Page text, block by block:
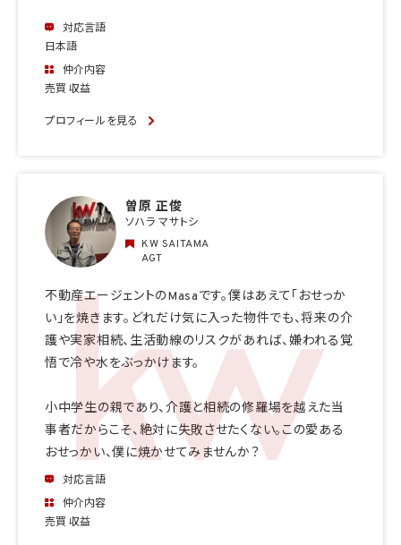
対応言語
日本語
仲介内容
売買 収益
プロフィールを見る
曽原 正俊
ソハラ マサトシ
KW SAITAMA
AGT
不動産エージェントのMasaです。僕はあえて「おせっか
い」を焼きます。どれだけ気に入った物件でも、将来の介
護や実家相続、生活動線のリスクがあれば、嫌われる覚
悟で冷や水をぶっかけます。
小中学生の親であり、介護と相続の修羅場を越えた当
事者だからこそ、絶対に失敗させたくない。この愛ある
おせっかい、僕に焼かせてみませんか？
対応言語
仲介内容
売買 収益